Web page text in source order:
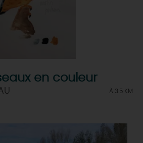
en couleur
À 3.5 KM